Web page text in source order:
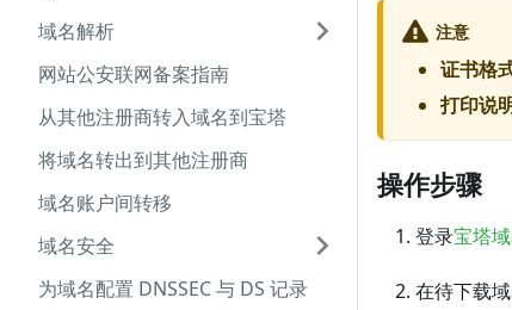
域名解析
网站公安联网备案指南
从其他注册商转入域名到宝塔
将域名转出到其他注册商
域名账户间转移
域名安全
为域名配置 DNSSEC 与 DS 记录
注意
证书格
打印说
操作步骤
登录宝塔
在待下载